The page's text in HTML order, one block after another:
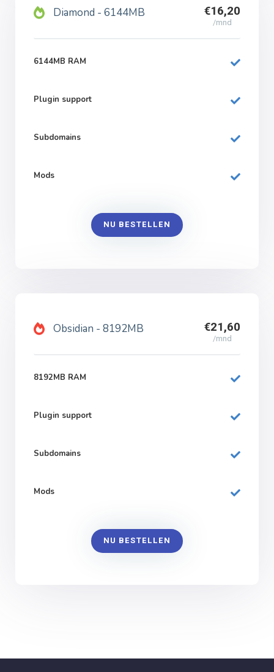
Diamond - 6144MB €16,20
/mnd
6144MB RAM
Plugin support
Subdomains
Mods
NU BESTELLEN
Obsidian - 8192MB €21,60
/mnd
8192MB RAM
Plugin support
Subdomains
Mods
NU BESTELLEN